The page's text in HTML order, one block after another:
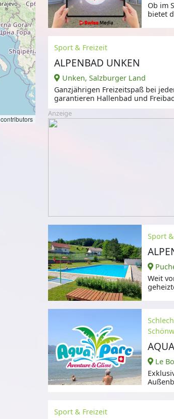
contributors
Ob im
bietet
Sport & Freizeit
ALPENBAD UNKEN
Unken, Salzburger Land
Ganzjährigen Freizeitspaß bei
garantieren Hallenbad und
Anzeige
Sport
Weit
Le
Sport & Freizeit